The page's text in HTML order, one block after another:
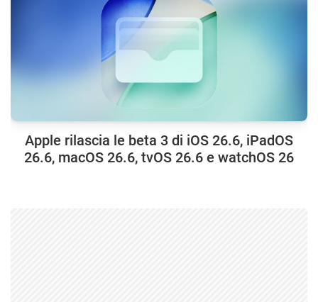
Apple rilascia le beta 3 di iOS 26.6, iPadOS
26.6, macOS 26.6, tvOS 26.6 e watchOS 26